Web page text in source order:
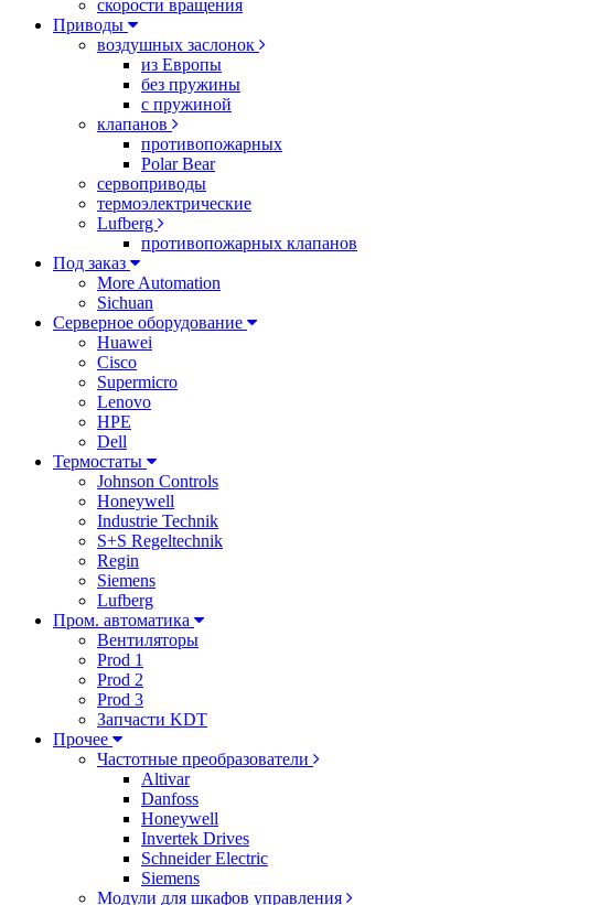
скорости вращения
Приводы
воздушных заслонок
из Европы
без пружины
с пружиной
клапанов
противопожарных
Polar Bear
сервоприводы
термоэлектрические
Lufberg
противопожарных клапанов
Под заказ
More Automation
Sichuan
Серверное оборудование
Huawei
Cisco
Supermicro
Lenovo
HPE
Dell
Термостаты
Johnson Controls
Honeywell
Industrie Technik
S+S Regeltechnik
Regin
Siemens
Lufberg
Пром. автоматика
Вентиляторы
Prod 1
Prod 2
Prod 3
Запчасти KDT
Прочее
Частотные преобразователи
Altivar
Danfoss
Honeywell
Invertek Drives
Schneider Electric
Siemens
Модули для шкафов управления